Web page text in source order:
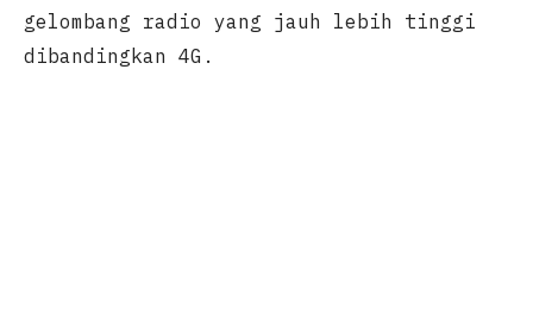
gelombang radio yang jauh lebih tinggi
dibandingkan 4G.